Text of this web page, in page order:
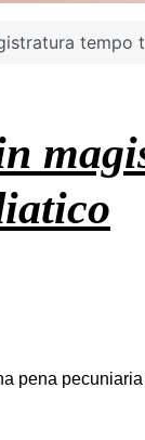
pena